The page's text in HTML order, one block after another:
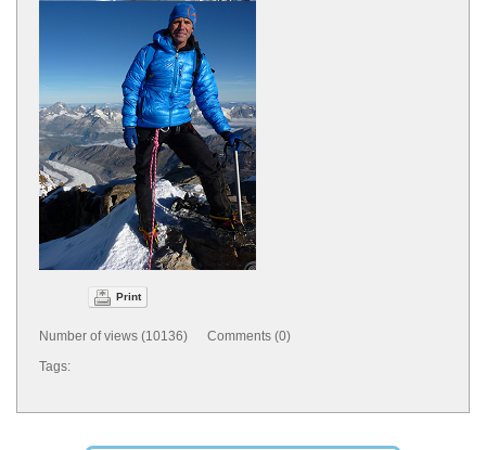
Print
Number of views (10136) Comments (0)
Tags: